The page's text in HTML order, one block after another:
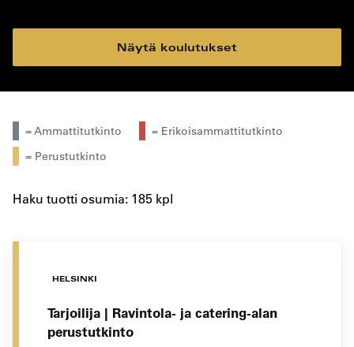
Näytä koulutukset
= Ammattitutkinto
= Erikoisammattitutkinto
= Perustutkinto
Haku tuotti osumia: 185 kpl
HELSINKI
Tarjoilija | Ravintola- ja catering-alan
perustutkinto